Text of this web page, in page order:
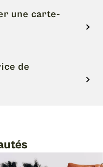
une carte-
de